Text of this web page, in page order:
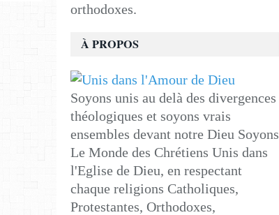
orthodoxes.
À PROPOS
Soyons unis au delà des divergences
théologiques et soyons vrais
ensembles devant notre Dieu Soyons
Le Monde des Chrétiens Unis dans
l'Eglise de Dieu, en respectant
chaque religions Catholiques,
Protestantes, Orthodoxes,